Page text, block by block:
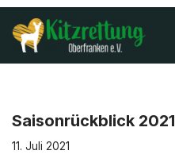
Zum
Inhalt
Saisonrückblick 2021
11. Juli 2021